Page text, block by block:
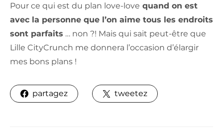
Pour ce qui est du plan love-love quand on est
avec la personne que l’on aime tous les endroits
sont parfaits … non ?! Mais qui sait peut-être que
Lille CityCrunch me donnera l’occasion d’élargir
mes bons plans !
partagez tweetez